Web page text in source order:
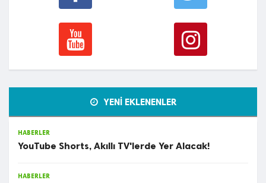
YENİ EKLENENLER
HABERLER
YouTube Shorts, Akıllı TV'lerde Yer Alacak!
HABERLER